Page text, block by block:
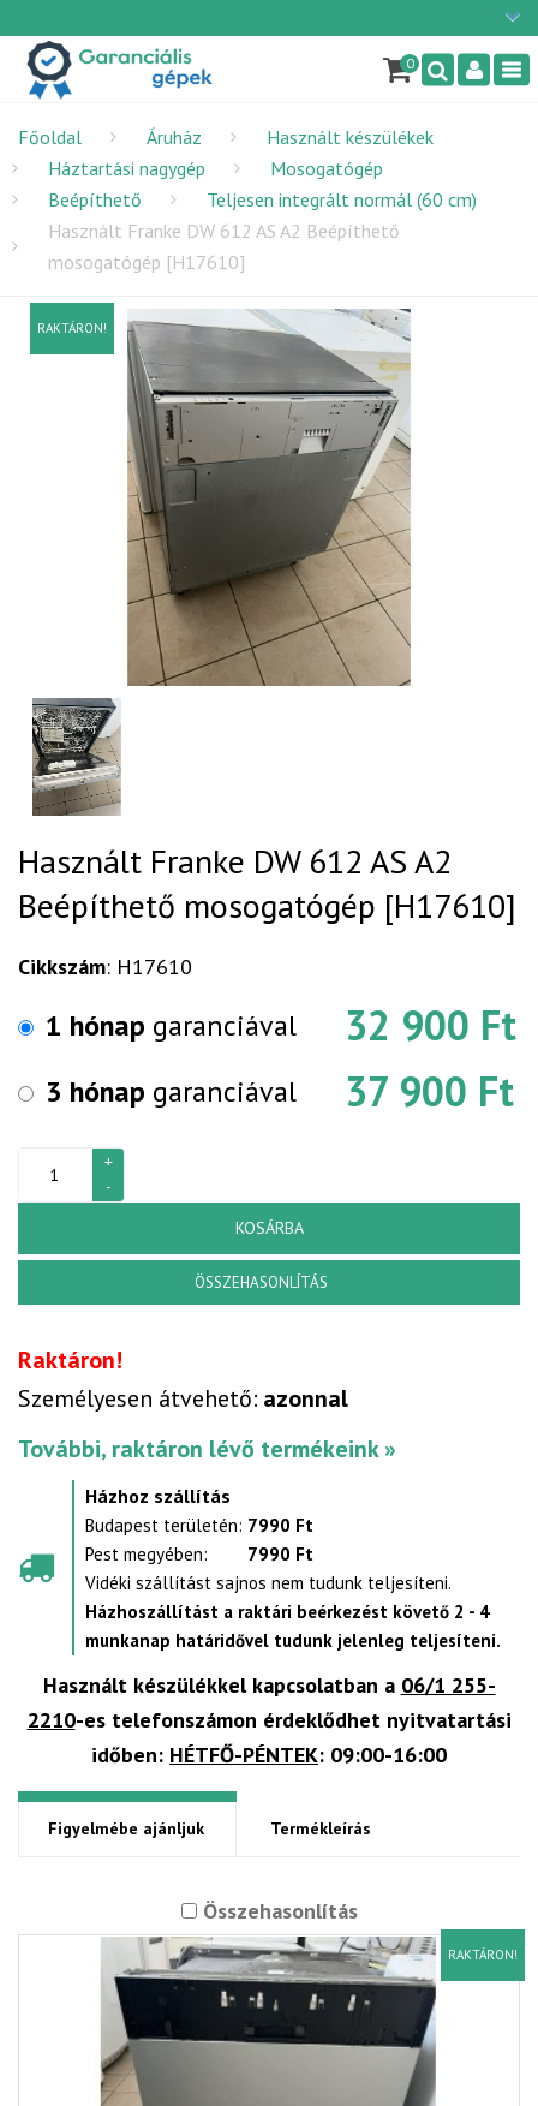
×
0
Főoldal Áruház
Használt készülékek
Háztartási nagygép
Mosogatógép
Beépíthető
Teljesen integrált normál (60 cm)
Használt Franke DW 612 AS A2 Beépíthető
mosogatógép [H17610]
RAKTÁRON!
Használt Franke DW 612 AS A2
Beépíthető mosogatógép [H17610]
Cikkszám: H17610
1 hónap garanciával 32 900 Ft
3 hónap garanciával 37 900 Ft
KOSÁRBA
ÖSSZEHASONLÍTÁS
Raktáron!
Személyesen átvehető: azonnal
További, raktáron lévő termékeink »
Házhoz szállítás
Budapest területén: 7990 Ft
Pest megyében:
7990 Ft
Vidéki szállítást sajnos nem tudunk teljesíteni.
Házhoszállítást a raktári beérkezést követő 2 - 4
munkanap határidővel tudunk jelenleg teljesíteni.
Használt készülékkel kapcsolatban a 06/1 255-
2210-es telefonszámon érdeklődhet nyitvatartási
időben: HÉTFŐ-PÉNTEK: 09:00-16:00
Figyelmébe ajánljuk Termékleírás
Összehasonlítás
RAKTÁRON!